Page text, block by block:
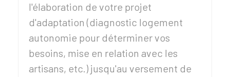
l'élaboration de votre projet
d'adaptation (diagnostic logement
autonomie pour déterminer vos
besoins, mise en relation avec les
artisans, etc.) jusqu'au versement de